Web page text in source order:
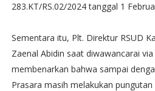
283.KT/RS.02/2024 tanggal 1
Sementara itu, Plt. Direktur RSUD
Zaenal Abidin saat diwawancarai
membenarkan bahwa sampai
Prasara masih melakukan